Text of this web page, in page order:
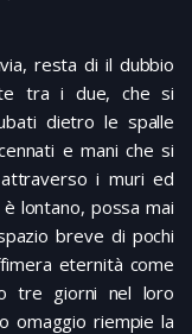
resta di il dubbio
tra i due, che si
dietro le spalle
e mani che si
i muri ed
lontano, possa mai
breve di pochi
eternità come
tre giorni nel loro
omaggio riempie la